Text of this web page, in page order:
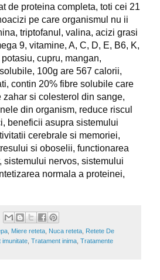
de proteina completa, toti cei 21
pe care organismul nu ii
triptofanul, valina, acizi grasi
9, vitamine, A, C, D, E, B6, K,
cupru, mangan,
100g are 567 calorii,
contin 20% fibre solubile care
si colesterol din sange,
din organism, reduce riscul
beneficii asupra sistemului
cerebrale si memoriei,
si oboselii, functionarea
sistemului nervos, sistemului
normala a proteinei,
Miere reteta Nuca reteta Retete De
imunitate Tratament inima Tratamente